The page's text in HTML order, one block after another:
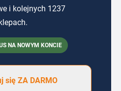
i kolejnych 1237
NA NOWYM KONCIE
się ZA DARMO